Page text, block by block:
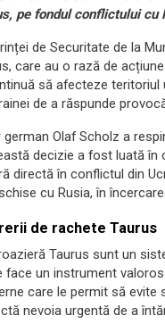
pe fondul conflictului
de Securitate de la
care au o rază de
să afecteze teritoriul
de a răspunde
german Olaf Scholz a
decizie a fost luată în
directă în conflictul din
cu Rusia, în
de rachete Taurus
Taurus sunt un
face un instrument
care le permit să evite
nevoia urgentă de a